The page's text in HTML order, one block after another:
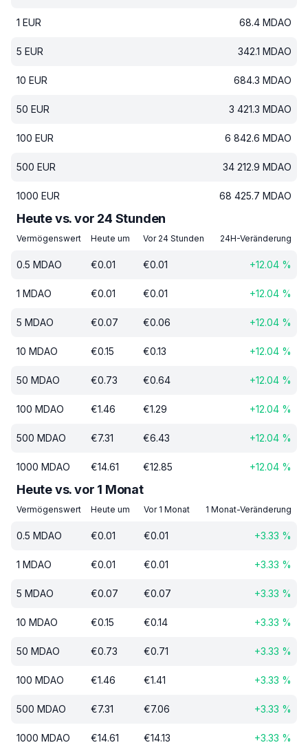
1 EUR 68.4 MDAO
5 EUR 342.1 MDAO
10 EUR 684.3 MDAO
50 EUR 3 421.3 MDAO
100 EUR 6 842.6 MDAO
500 EUR 34 212.9 MDAO
1000 EUR 68 425.7 MDAO
Heute vs. vor 24 Stunden
Vermögenswert Heute um Vor 24 Stunden 24H-Veränderung
0.5 MDAO €0.01 €0.01 +12.04 %
1 MDAO €0.01 €0.01 +12.04 %
5 MDAO €0.07 €0.06 +12.04 %
10 MDAO €0.15 €0.13 +12.04 %
50 MDAO €0.73 €0.64 +12.04 %
100 MDAO €1.46 €1.29 +12.04 %
500 MDAO €7.31 €6.43 +12.04 %
1000 MDAO €14.61 €12.85 +12.04 %
Heute vs. vor 1 Monat
Vermögenswert Heute um Vor 1 Monat 1 Monat-Veränderung
0.5 MDAO €0.01 €0.01 +3.33 %
1 MDAO €0.01 €0.01 +3.33 %
5 MDAO €0.07 €0.07 +3.33 %
10 MDAO €0.15 €0.14 +3.33 %
50 MDAO €0.73 €0.71 +3.33 %
100 MDAO €1.46 €1.41 +3.33 %
500 MDAO €7.31 €7.06 +3.33 %
1000 MDAO €14.61 €14.13 +3.33 %